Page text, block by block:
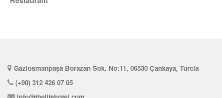
Gaziosmanpaşa Borazan Sok. No:11, 06530 Çankaya, Turcia
(+90) 312 426 07 05